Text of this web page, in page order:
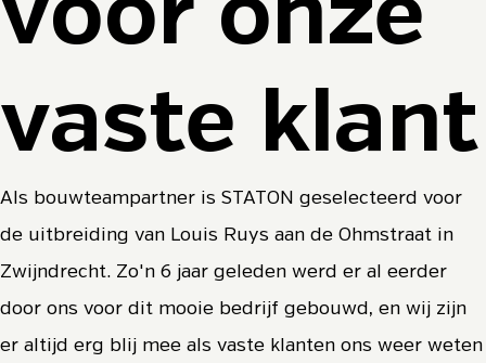
voor onze
vaste klant
Als bouwteampartner is STATON geselecteerd voor
de uitbreiding van Louis Ruys aan de Ohmstraat in
Zwijndrecht. Zo'n 6 jaar geleden werd er al eerder
door ons voor dit mooie bedrijf gebouwd, en wij zijn
er altijd erg blij mee als vaste klanten ons weer weten